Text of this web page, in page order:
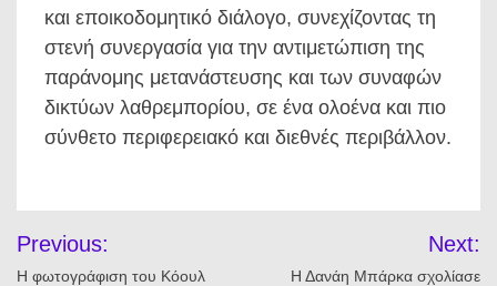
και εποικοδομητικό διάλογο, συνεχίζοντας τη
στενή συνεργασία για την αντιμετώπιση της
παράνομης μετανάστευσης και των συναφών
δικτύων λαθρεμπορίου, σε ένα ολοένα και πιο
σύνθετο περιφερειακό και διεθνές περιβάλλον.
άρθρων
Previous:
Η φωτογράφιση του Κόουλ
Next:
Η Δανάη Μπάρκα σχολίασε